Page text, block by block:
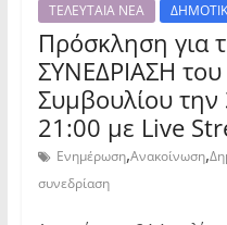
ΤΕΛΕΥΤΑΙΑ ΝΕΑ
Πρόσκληση για
ΣΥΝΕΔΡΙΑΣΗ
Συμβουλίου
21:00 με Live
Ενημέρωση,Ανακοίνωση,
συνεδρίαση